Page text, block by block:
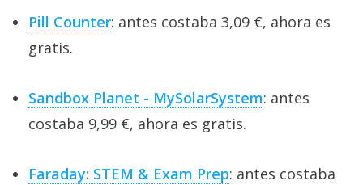
Pill Counter: antes costaba 3,09 €, ahora es
gratis.
Sandbox Planet - MySolarSystem: antes
costaba 9,99 €, ahora es gratis.
Faraday: STEM & Exam Prep: antes costaba